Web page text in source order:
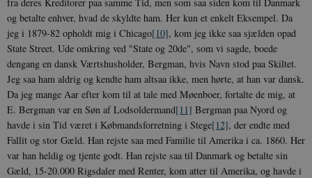
og betalte enhver, hvad de skyldte ham. Her kun et enkelt Eksempel. Da
jeg i 1879-82 opholdt mig i Chicago[10], kom jeg ikke saa sjælden opad
State Street. Ude omkring ved "State og 20de", som vi sagde, boede
dengang en dansk Værtshusholder, Bergman, hvis Navn stod paa Skiltet.
Jeg saa ham aldrig og kendte ham altsaa ikke, men hørte, at han var dansk.
Da jeg mange Aar efter kom til at tale med Møenboer, fortalte de mig, at
E. Bergman var en Søn af Lodsoldermand[11] Bergman paa Nyord og
havde i sin Tid været i Købmandsforretning i Stege[12], der endte med
Fallit og stor Gæld. Han rejste saa med Familie til Amerika i ca. 1860. Her
var han heldig og tjente godt. Han rejste saa til Danmark og betalte sin
Gæld, 15-20.000 Rigsdaler med Renter, kom atter til Amerika, og havde i